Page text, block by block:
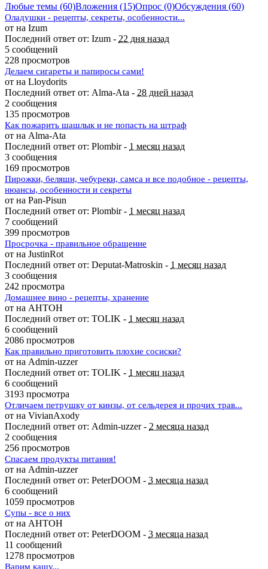
Любые темы (60)Вложения (15)Опрос (0)Обсуждения (60)
Оладушки - рецепты, секреты, особенности...
от на Izum
Последний ответ от: Izum - 22 дня назад
5 сообщений
228 просмотров
Делаем сигареты и папиросы сами!
от на Lloydorits
Последний ответ от: Alma-Ata - 28 дней назад
2 сообщения
135 просмотров
Как пожарить шашлык и не попасть на штраф
от на Alma-Ata
Последний ответ от: Plombir - 1 месяц назад
3 сообщения
169 просмотров
Пирожки, беляши, чебуреки, самса и все подобное - рецепты,
нюансы, особенности и секреты
от на Pan-Pisun
Последний ответ от: Plombir - 1 месяц назад
7 сообщений
399 просмотров
Просрочка - правильное обращение
от на JustinRot
Последний ответ от: Deputat-Matroskin - 1 месяц назад
3 сообщения
242 просмотра
Домашнее вино - рецепты, хранение
от на AHTOH
Последний ответ от: TOLIK - 1 месяц назад
6 сообщений
2086 просмотров
Как правильно приготовить плохие сосиски?
от на Admin-uzzer
Последний ответ от: TOLIK - 1 месяц назад
6 сообщений
3193 просмотра
Отличаем петрушку от кинзы, от сельдерея и прочих трав...
от на VivianAxody
Последний ответ от: Admin-uzzer - 2 месяца назад
2 сообщения
256 просмотров
Спасаем продукты питания!
от на Admin-uzzer
Последний ответ от: PeterDOOM - 3 месяца назад
6 сообщений
1059 просмотров
Супы - все о них
от на AHTOH
Последний ответ от: PeterDOOM - 3 месяца назад
11 сообщений
1278 просмотров
Варим кашу...